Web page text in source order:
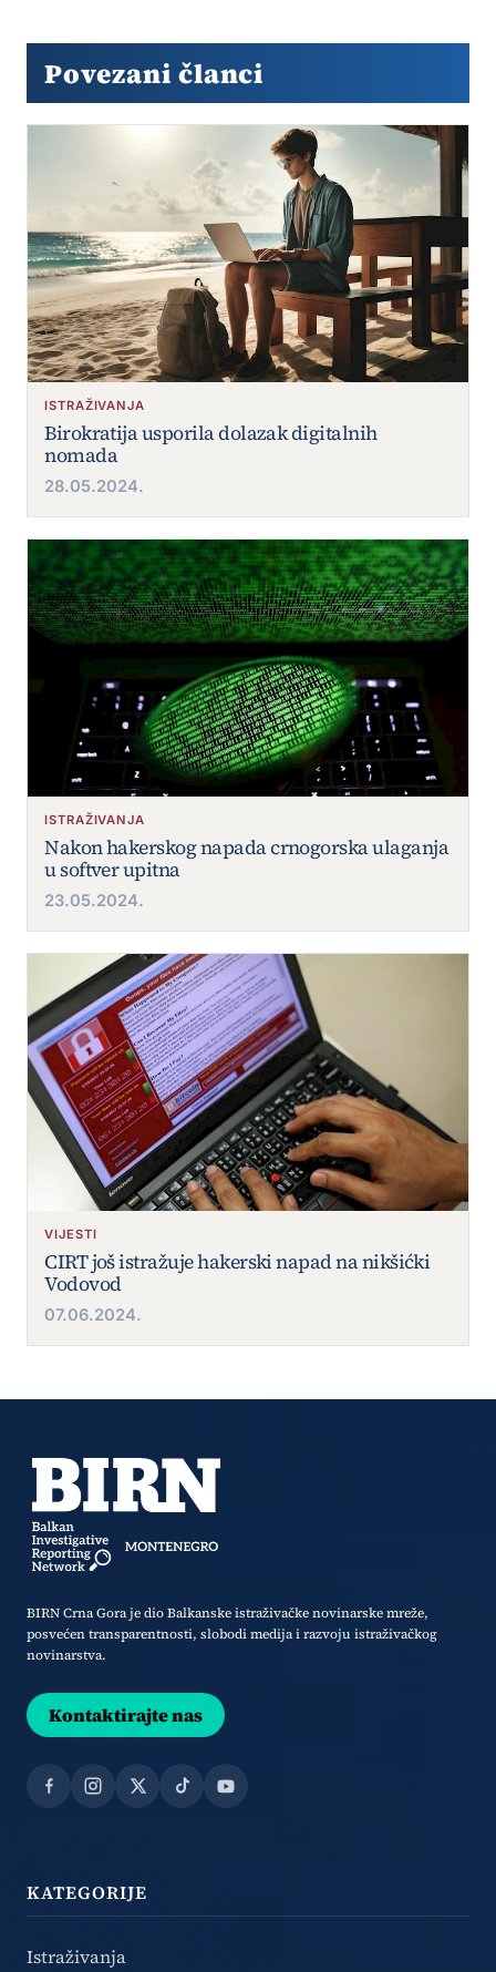
Povezani članci
ISTRAŽIVANJA
Birokratija usporila dolazak digitalnih
nomada
28.05.2024.
ISTRAŽIVANJA
Nakon hakerskog napada crnogorska ulaganja
u softver upitna
23.05.2024.
VIJESTI
CIRT još istražuje hakerski napad na nikšićki
Vodovod
07.06.2024.
BIRN Crna Gora je dio Balkanske istraživačke novinarske mreže,
posvećen transparentnosti, slobodi medija i razvoju istraživačkog
novinarstva.
Kontaktirajte nas
Facebook
Instagram
X TikTokYouTube
KATEGORIJE
Istraživanja